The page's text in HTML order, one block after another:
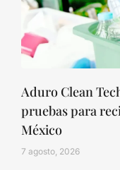
Aduro Clean
pruebas para
México
7 agosto, 2026